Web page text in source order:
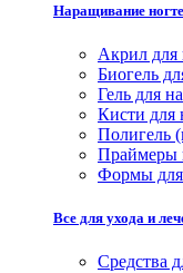
Наращивание
Акрил для
Биогель
Гель для
Кисти для
Полигель
Праймеры
Формы для
Все для ухода и
Средства